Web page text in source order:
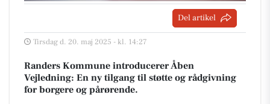
Del artikel
Tirsdag d. 20. maj 2025 - kl. 14:27
Randers Kommune introducerer Åben
Vejledning: En ny tilgang til støtte og rådgivning
for borgere og pårørende.